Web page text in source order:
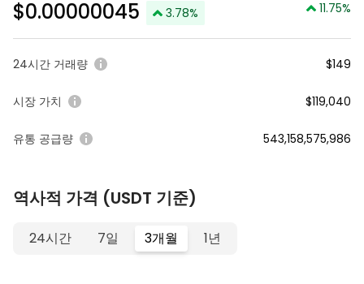
$0.00000045 3.78%
11.75%
24시간 거래량 $149
시장 가치 $119,040
유통 공급량 543,158,575,986
역사적 가격 (USDT 기준)
24시간 7일 3개월 1년